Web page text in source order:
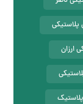
ارزان
پلاستیک